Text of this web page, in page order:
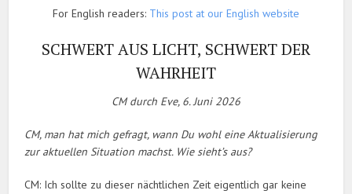
For English readers: This post at our English website
SCHWERT AUS LICHT, SCHWERT DER
WAHRHEIT
CM durch Eve, 6. Juni 2026
CM, man hat mich gefragt, wann Du wohl eine Aktualisierung
zur aktuellen Situation machst. Wie sieht’s aus?
CM: Ich sollte zu dieser nächtlichen Zeit eigentlich gar keine